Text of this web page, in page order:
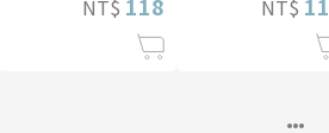
NT$ NT$